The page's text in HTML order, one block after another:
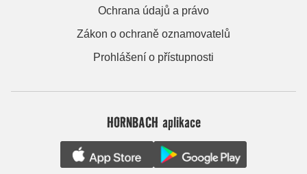
Ochrana údajů a právo
Zákon o ochraně oznamovatelů
Prohlášení o přístupnosti
HORNBACH aplikace